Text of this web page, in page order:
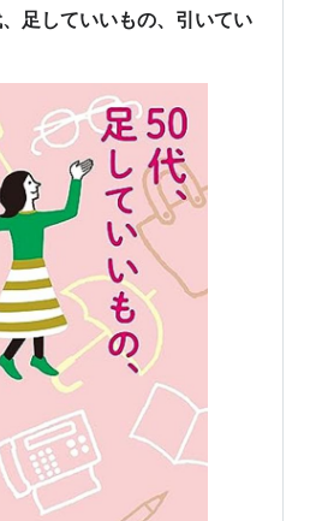
まれて暮らす◎買い替えるとき
ト…
足していいもの、引いてい